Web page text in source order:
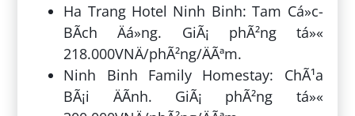
Ha Trang Hotel Ninh Binh: Tam Cá»c-
BÃ­ch Äá»ng. GiÃ¡ phÃ²ng tá»«
218.000VNÄ/phÃ²ng/ÄÃªm.
Ninh Binh Family Homestay: ChÃ¹a
BÃ¡i ÄÃ­nh. GiÃ¡ phÃ²ng tá»«